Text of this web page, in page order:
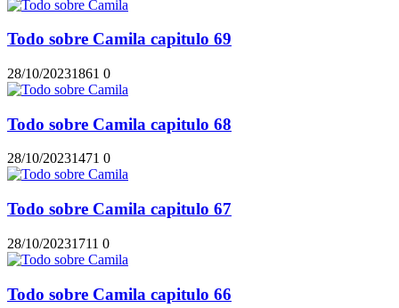
Todo sobre Camila capitulo 69
28/10/20231861 0
Todo sobre Camila capitulo 68
28/10/20231471 0
Todo sobre Camila capitulo 67
28/10/20231711 0
Todo sobre Camila capitulo 66